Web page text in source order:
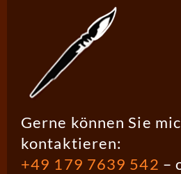
Gerne können Sie
kontaktieren:
+49 179 7639 542 –